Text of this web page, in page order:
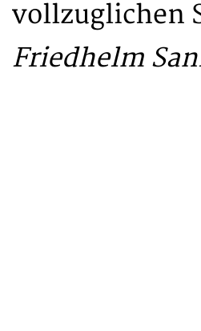
vollzuglichen
Friedhelm